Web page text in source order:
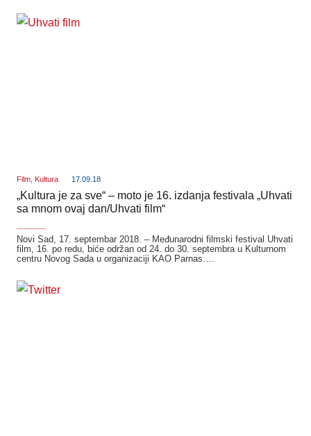
Film Kultura 17.09.18
„Kultura je za sve“ – moto je 16. izdanja festivala „Uhvati
sa mnom ovaj dan/Uhvati film“
Novi Sad, 17. septembar 2018. – Međunarodni filmski festival Uhvati
film, 16. po redu, biće održan od 24. do 30. septembra u Kulturnom
centru Novog Sada u organizaciji KAO Parnas.…